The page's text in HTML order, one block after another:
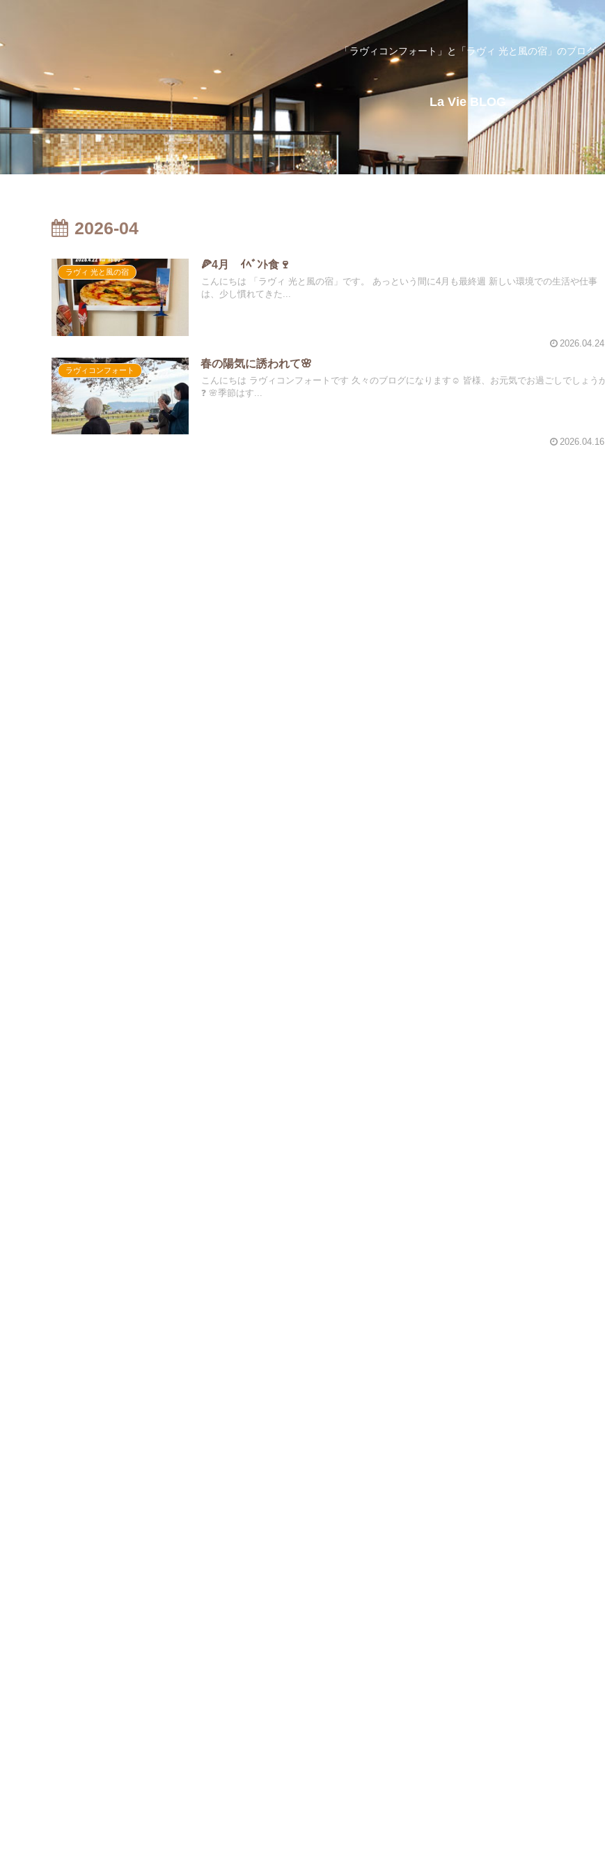
「ラヴィコンフォート」と「ラヴィ 光と風の宿」のブログ
La Vie BLOG
2026-04
ラヴィ 光と風の宿
🍕4月 ｲﾍﾞﾝﾄ食🍷
こんにちは 「ラヴィ 光と風の宿」です。 あっという間に4月も最終週 新しい環境での生活や仕事
は、少し慣れてきた...
2026.04.24
ラヴィコンフォート
春の陽気に誘われて🌸
こんにちは ラヴィコンフォートです 久々のブログになります☺ 皆様、お元気でお過ごしでしょうか
❓ 🌸季節はす...
2026.04.16